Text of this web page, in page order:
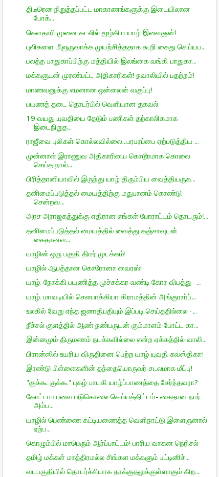
திடீரென நிறுத்தப்பட்ட மாகாணங்களுக்கு இடையிலான
போக்...
கெளதாரி முனை கடலில் மூழ்கிய யாழ் இளைஞன்!
புலிகளை மீளுருவாக்க முயற்சித்ததாக கூறி கைது செய்யப...
பலத்த பாதுகாப்பிற்கு மத்தியில் இலங்கை வங்கி பாதுகா...
மக்களுடன் முரண்பட்ட அதிகாரிகள்! நவாலியில் பதற்றம்!
மாணவனுக்கு எமனான ஒன்லைன் வகுப்பு!
பயணத் தடை தொடர்பில் வெளியான தகவல்
19 வயது யுவதியை தேடும் பணிகள் தற்காலிகமாக
இடைநிறுத...
ராஜீவை புலிகள் கொல்லவில்லை...பரபரப்பை ஏற்படுத்திய ...
முன்னாள் இராணுவ அதிகாரியை கொடூரமாக கொலை
செய்த நால்...
பிரித்தானியாவில் இருந்து யாழ் திரும்பிய வைத்தியருக...
தனிமைப்படுத்தல் மையத்திற்கு மதுபானம் கொண்டு
சென்றவ...
அரச அராஜகத்துக்கு எதிரான எங்கள் போராட்டம் தொடரும்!...
தனிமைப்படுத்தல் மையத்தில் வைத்து கஞ்சாவுடன்
கைதானவ...
யாழின் ஒரு பகுதி திடீர் முடக்கம்!
யாழில் ஆபத்தான கொரோனா வைரஸ்!
யாழ். நோக்கி பயணித்த முச்சக்கர வண்டி கோர விபத்து- ...
யாழ். மாவடியில் சௌபாக்கியா கிராமத்தின் அங்குரார்ப்...
உலகில் வேறு எந்த ஜனாதிபதியும் இப்படி செய்ததில்லை -...
நீச்சல் குளத்தில் ஆண் நண்பருடன் கும்மாளம் போட்ட கா...
இன்னமும் திருமணம் நடக்கவில்லை என்ற ஏக்கத்தில் வாலி...
பிரான்ஸில் உயரிய விருதினை பெற்ற யாழ் யுவதி சுவஸ்திகா!
இரண்டு பிள்ளைகளின் தந்தையொருவர் சடலமாக மீட்பு!
"குக்கூ குக்கூ" புகழ் பாடகி யாழ்ப்பாணத்தை சேர்ந்தவரா?
கோட்டாபயவை படுகொலை செய்யத்திட்டம்- கைதான நபர்
அம்ப...
யாழில் பெண்ணை கட்டியணைத்த வெளிநாட்டு இளைஞனால்
ஏற்ப...
கொழும்பில் மாபெரும் ஆர்ப்பாட்டம்! பாரிய வாகன நெரிசல்
தமிழ் மக்கள் மாத்திரமல்ல சிங்கள மக்களும் பட்டினிச்...
வடபகுதியில் தொடர்ச்சியாக தாக்குதலுக்குள்ளாகும் கிற...